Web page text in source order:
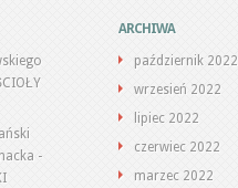
-
ARCHIWA
październik 2022
wrzesień 2022
lipiec 2022
czerwiec 2022
marzec 2022